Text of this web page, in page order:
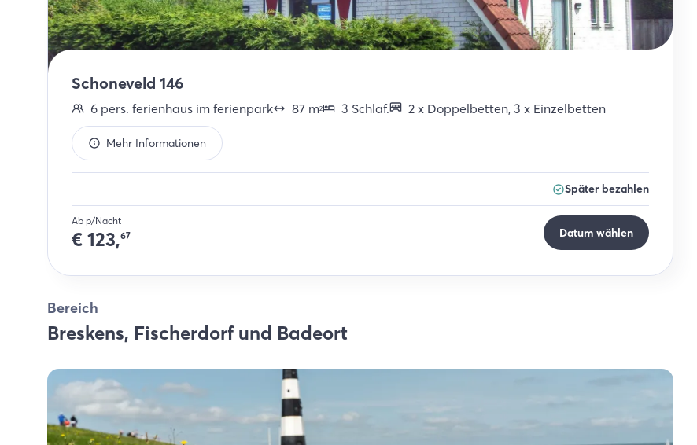
Schoneveld 146
6 pers. ferienhaus im ferienpark 87 m2 3 Schlaf. 2 x Doppelbetten, 3 x Einzelbetten
Mehr Informationen
Später bezahlen
Ab p/Nacht
€ 123,67 Datum wählen
Bereich
Breskens, Fischerdorf und Badeort